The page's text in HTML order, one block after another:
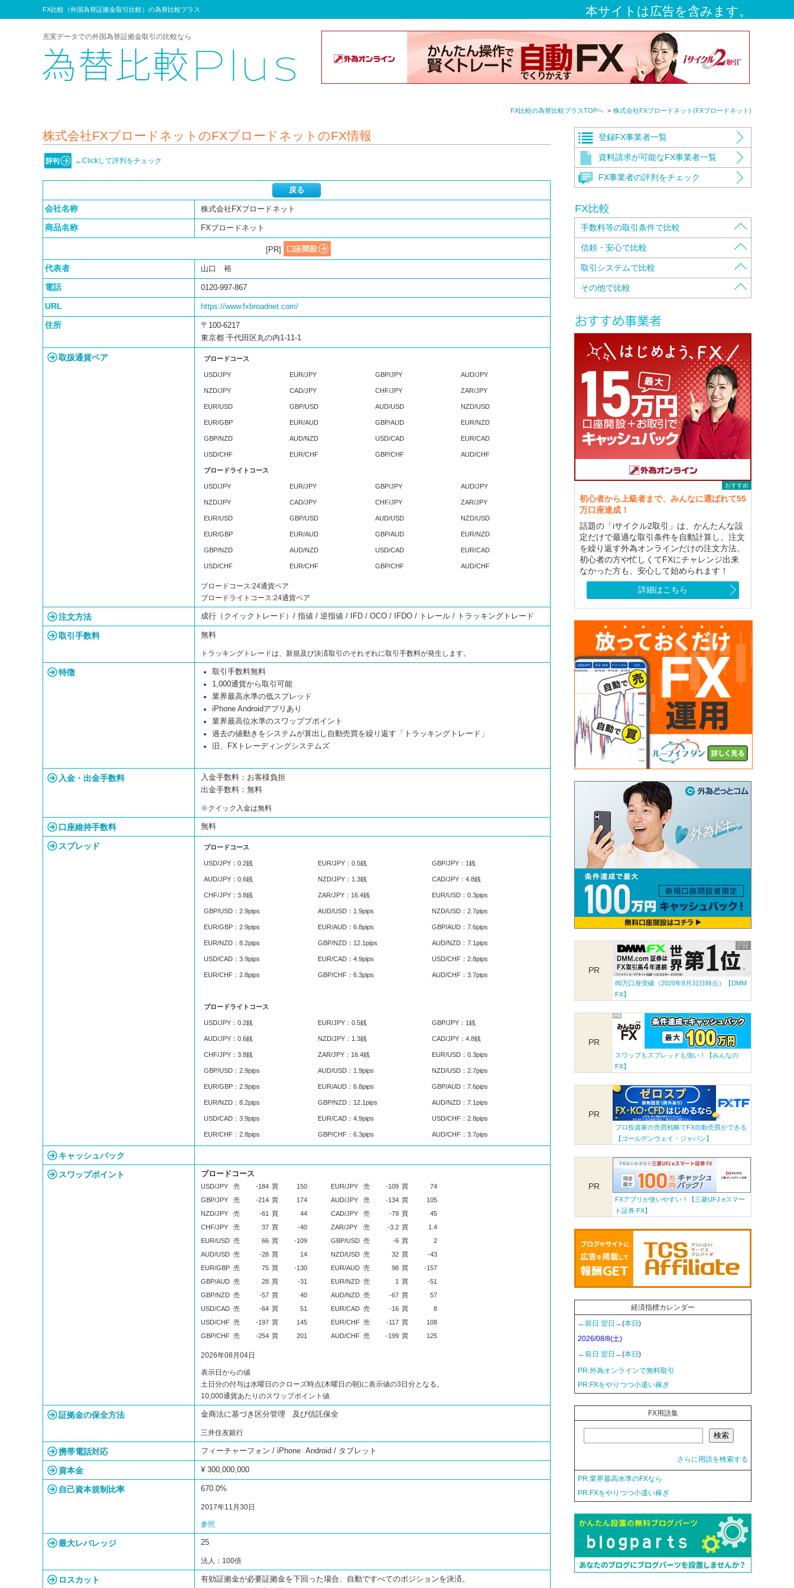
FX比較（外国為替証拠金取引比較）の為替比較プラス 本サイトは広告を含みます。
充実データでの外国為替証拠金取引の比較なら
FX比較の為替比較プラスTOPへ 株式会社FXブロードネット(FXブロードネット)
登録FX事業者一覧
資料請求が可能なFX事業者一覧
FX事業者の評判をチェック
FX比較
手数料等の取引条件で比較
取扱通貨ペアで比較
取引手数料で比較
入金・出金手数料で比較
口座維持手数料で比較
スプレッドで比較
スワップポイントで比較
最大レバレッジで比較
ロスカットで比較
最低取引単位で比較
最高取引単位で比較
マージンコールで比較
信頼・安心で比較
証拠金の保全方法で比較
資本金で比較
自己資本規制比率で比較
本社・営業所所在地で比較
各種認証・認定で比較
カバー先で比較
取引システムで比較
注文方法で比較
両建可能かで比較
Open-Closeの時間で比較
その他で比較
キャッシュバックで比較
株主構成で比較
メールマガジンで比較
デモトレード（コンテスト有り/無し）で比
較
独自サービスで比較
セミナー(実地セミナー/Webセミナー）で比
較
取引要綱を見ながらで比較
株式会社FXブロードネットのFXブロードネットのFX情報
←Clickして評判をチェック
会社名称 株式会社FXブロードネット
商品名称 FXブロードネット
[PR]
代表者 山口 裕
電話 0120-997-867
URL https://www.fxbroadnet.com/
住所
〒100-6217
東京都 千代田区丸の内1-11-1
取扱通貨ペア ブロードコース
USD/JPY EUR/JPY GBP/JPY AUD/JPY
NZD/JPY CAD/JPY CHF/JPY ZAR/JPY
EUR/USD GBP/USD AUD/USD NZD/USD
EUR/GBP EUR/AUD GBP/AUD EUR/NZD
GBP/NZD AUD/NZD USD/CAD EUR/CAD
USD/CHF EUR/CHF GBP/CHF AUD/CHF
ブロードライトコース
USD/JPY EUR/JPY GBP/JPY AUD/JPY
NZD/JPY CAD/JPY CHF/JPY ZAR/JPY
EUR/USD GBP/USD AUD/USD NZD/USD
EUR/GBP EUR/AUD GBP/AUD EUR/NZD
GBP/NZD AUD/NZD USD/CAD EUR/CAD
USD/CHF EUR/CHF GBP/CHF AUD/CHF
ブロードコース:24通貨ペア
ブロードライトコース:24通貨ペア
注文方法 成行（クイックトレード）/ 指値 / 逆指値 / IFD / OCO / IFDO / トレール / トラッキングトレード
取引手数料 無料
トラッキングトレードは、新規及び決済取引のそれぞれに取引手数料が発生します。
特徴
取引手数料無料
1,000通貨から取引可能
業界最高水準の低スプレッド
iPhone Androidアプリあり
業界最高位水準のスワッププポイント
過去の値動きをシステムが算出し自動売買を繰り返す「トラッキングトレード」
旧、FXトレーディングシステムズ
入金・出金手数料
入金手数料：お客様負担
出金手数料：無料
※クイック入金は無料
口座維持手数料 無料
スプレッド ブロードコース
USD/JPY：0.2銭 EUR/JPY：0.5銭 GBP/JPY：1銭
AUD/JPY：0.6銭 NZD/JPY：1.3銭 CAD/JPY：4.8銭
CHF/JPY：3.8銭 ZAR/JPY：16.4銭 EUR/USD：0.3pips
GBP/USD：2.9pips AUD/USD：1.9pips NZD/USD：2.7pips
EUR/GBP：2.9pips EUR/AUD：6.8pips GBP/AUD：7.6pips
EUR/NZD：8.2pips GBP/NZD：12.1pips AUD/NZD：7.1pips
USD/CAD：3.9pips EUR/CAD：4.9pips USD/CHF：2.8pips
EUR/CHF：2.8pips GBP/CHF：6.3pips AUD/CHF：3.7pips
ブロードライトコース
USD/JPY：0.2銭 EUR/JPY：0.5銭 GBP/JPY：1銭
AUD/JPY：0.6銭 NZD/JPY：1.3銭 CAD/JPY：4.8銭
CHF/JPY：3.8銭 ZAR/JPY：16.4銭 EUR/USD：0.3pips
GBP/USD：2.9pips AUD/USD：1.9pips NZD/USD：2.7pips
EUR/GBP：2.9pips EUR/AUD：6.8pips GBP/AUD：7.6pips
EUR/NZD：8.2pips GBP/NZD：12.1pips AUD/NZD：7.1pips
USD/CAD：3.9pips EUR/CAD：4.9pips USD/CHF：2.8pips
EUR/CHF：2.8pips GBP/CHF：6.3pips AUD/CHF：3.7pips
キャッシュバック
スワップポイント
ブロードコース
USD/JPY 売 -184 買 150 EUR/JPY 売 -109 買
74
GBP/JPY
売 -214 買 174 AUD/JPY 売 -134 買
105
NZD/JPY
売 -61 買 44 CAD/JPY 売 -79 買
45
CHF/JPY
売 37 買 -40 ZAR/JPY 売 -3.2 買
1.4
EUR/USD 売 66 買 -109 GBP/USD 売 -6 買
2
AUD/USD 売 -28 買 14 NZD/USD 売 32 買
-43
EUR/GBP 売 75 買 -130 EUR/AUD 売 98 買
-157
GBP/AUD 売 28 買 -31 EUR/NZD 売 1 買
-51
GBP/NZD 売 -57 買 40 AUD/NZD 売 -67 買
57
USD/CAD 売 -64 買 51 EUR/CAD 売 -16 買
8
USD/CHF 売 -197 買 145 EUR/CHF 売 -117 買
108
GBP/CHF 売 -254 買 201 AUD/CHF 売 -199 買 125
2026年08月04日
表示日からの値
土日分の付与は水曜日のクローズ時点(木曜日の朝)に表示値の3日分となる。
10,000通貨あたりのスワップポイント値
証拠金の保全方法 金商法に基づき区分管理 及び信託保全
三井住友銀行
携帯電話対応 フィーチャーフォン / iPhone Android / タブレット
資本金 ¥ 300,000,000
自己資本規制比率 670.0%
2017年11月30日
参照
最大レバレッジ 25
法人：100倍
ロスカット
有効証拠金が必要証拠金を下回った場合、自動ですべてのポジションを決済。
おすすめ
初心者から上級者まで、みんなに選ばれて55
万口座達成！
話題の「iサイクル2取引」は、かんたんな設
定だけで最適な取引条件を自動計算し、注文
を繰り返す外為オンラインだけの注文方法。
初心者の方や忙しくてFXにチャレンジ出来
なかった方も、安心して始められます！
詳細はこちら
PR
80万口座突破（2020年8月31日時点）【DMM
FX】
PR
スワップもスプレッドも強い！【みんなの
FX】
PR
プロ投資家の売買戦略でFX自動売買ができる
【ゴールデンウェイ・ジャパン】
PR
FXアプリが使いやすい！【三菱UFJ eスマー
ト証券 FX】
経済指標カレンダー
←前日 翌日→(本日)
2026/08/8(土)
←前日 翌日→(本日)
PR:外為オンラインで無料取引
PR:FXをやりつつ小遣い稼ぎ
FX用語集
さらに用語を検索する
PR:業界最高水準のFXなら
PR:FXをやりつつ小遣い稼ぎ